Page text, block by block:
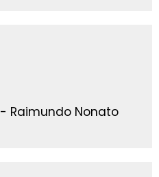
Raimundo Nonato